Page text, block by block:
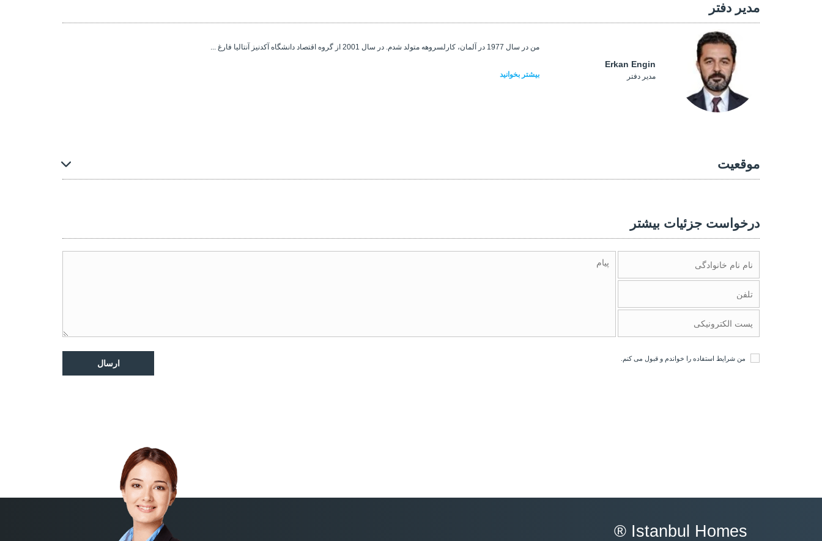
مدیر دفتر
Erkan Engin
مدیر دفتر
من در سال 1977 در آلمان، کارلسروهه متولد شدم. در سال 2001 از گروه اقتصاد دانشگاه آکدنیز آنتالیا فارغ ...
بیشتر بخوانید
موقعیت
درخواست جزئیات بیشتر
من شرایط استفاده را خواندم و قبول می کنم.
Istanbul Homes ®